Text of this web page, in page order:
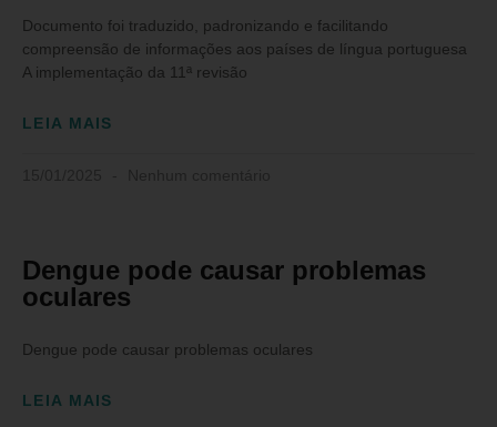
Documento foi traduzido, padronizando e facilitando
compreensão de informações aos países de língua portuguesa
A implementação da 11ª revisão
LEIA MAIS
Dengue pode causar problemas
oculares
Dengue pode causar problemas oculares
LEIA MAIS